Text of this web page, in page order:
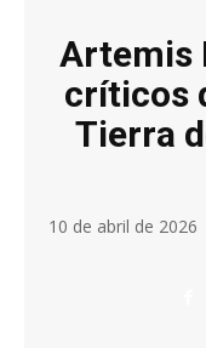
Artemis
críticos
Tierra
10 de abril de 2026